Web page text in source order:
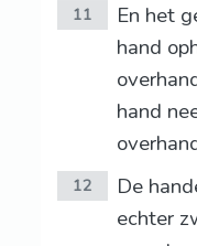
11
En het
hand
hand
12
De
echter